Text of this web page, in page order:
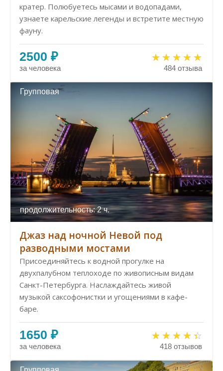
кратер. Полюбуетесь мысами и водопадами,
узнаете карельские легенды и встретите местную
фауну.
2500 ₽
за человека 484 отзыва
Групповая
продолжительность: 2 ч.
Джаз над ночной Невой под
разводными мостами
Присоединяйтесь к водной прогулке на
двухпалубном теплоходе по живописным видам
Санкт-Петербурга. Наслаждайтесь живой
музыкой саксофонистки и угощениями в кафе-
баре.
1650 ₽
за человека 418 отзывов